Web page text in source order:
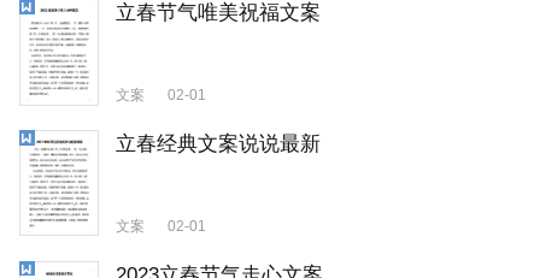
立春节气唯美祝福文案
文案 02-01
立春经典文案说说最新
文案 02-01